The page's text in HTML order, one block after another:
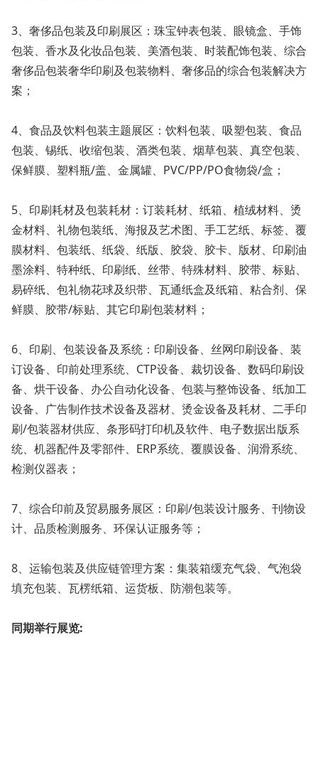
3、奢侈品包装及印刷展区：珠宝钟表包装、眼镜盒、手饰
包装、香水及化妆品包装、美酒包装、时装配饰包装、综合
奢侈品包装奢华印刷及包装物料、奢侈品的综合包装解决方
案；
4、食品及饮料包装主题展区：饮料包装、吸塑包装、食品
包装、锡纸、收缩包装、酒类包装、烟草包装、真空包装、
保鲜膜、塑料瓶/盖、金属罐、PVC/PP/PO食物袋/盒；
5、印刷耗材及包装耗材：订装耗材、纸箱、植绒材料、烫
金材料、礼物包装纸、海报及艺术图、手工艺纸、标签、覆
膜材料、包装纸、纸袋、纸版、胶袋、胶卡、版材、印刷油
墨涂料、特种纸、印刷纸、丝带、特殊材料、胶带、标贴、
易碎纸、包礼物花球及织带、瓦通纸盒及纸箱、粘合剂、保
鲜膜、胶带/标贴、其它印刷包装材料；
6、印刷、包装设备及系统：印刷设备、丝网印刷设备、装
订设备、印前处理系统、CTP设备、裁切设备、数码印刷设
备、烘干设备、办公自动化设备、包装与整饰设备、纸加工
设备、广告制作技术设备及器材、烫金设备及耗材、二手印
刷/包装器材供应、条形码打印机及软件、电子数据出版系
统、机器配件及零部件、ERP系统、覆膜设备、润滑系统、
检测仪器表；
7、综合印前及贸易服务展区：印刷/包装设计服务、刊物设
计、品质检测服务、环保认证服务等；
8、运输包装及供应链管理方案：集装箱缓充气袋、气泡袋
填充包装、瓦楞纸箱、运货板、防潮包装等。
同期举行展览: